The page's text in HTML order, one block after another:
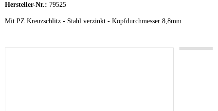
Hersteller-Nr.: 79525
Mit PZ Kreuzschlitz - Stahl verzinkt - Kopfdurchmesser 8,8mm